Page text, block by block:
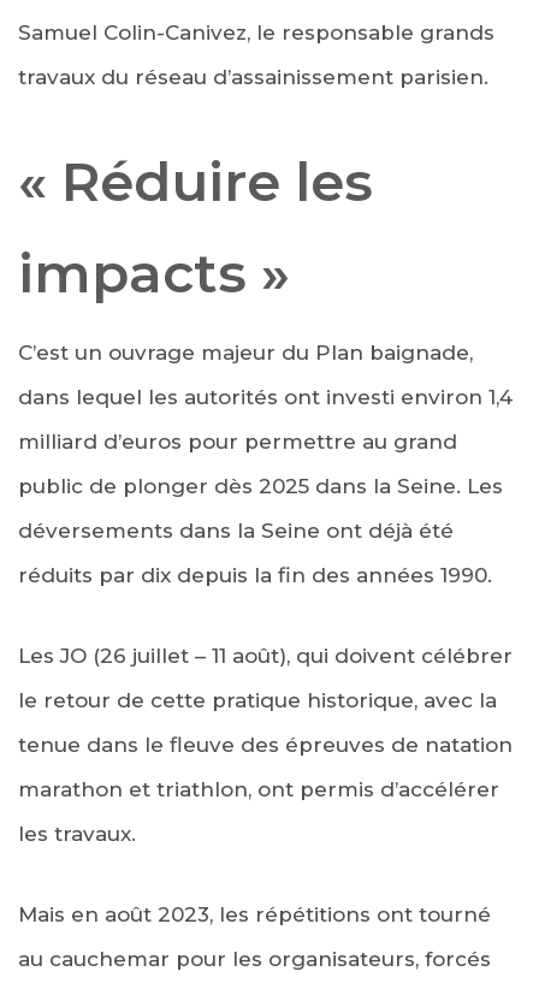
Samuel Colin-Canivez, le responsable grands
travaux du réseau d’assainissement parisien.
« Réduire les
impacts »
C’est un ouvrage majeur du Plan baignade,
dans lequel les autorités ont investi environ 1,4
milliard d’euros pour permettre au grand
public de plonger dès 2025 dans la Seine. Les
déversements dans la Seine ont déjà été
réduits par dix depuis la fin des années 1990.
Les JO (26 juillet – 11 août), qui doivent célébrer
le retour de cette pratique historique, avec la
tenue dans le fleuve des épreuves de natation
marathon et triathlon, ont permis d’accélérer
les travaux.
Mais en août 2023, les répétitions ont tourné
au cauchemar pour les organisateurs, forcés